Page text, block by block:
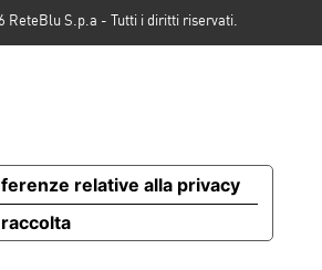
ReteBlu S.p.a - Tutti i diritti riservati.
relative alla privacy